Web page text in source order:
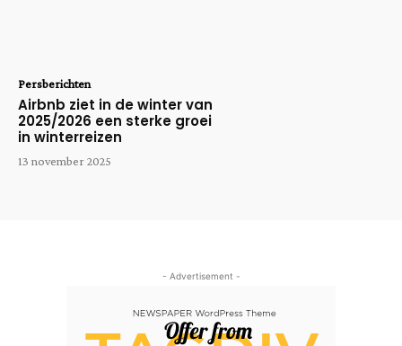
Persberichten
Airbnb ziet in de winter van
2025/2026 een sterke groei
in winterreizen
13 november 2025
- Advertisement -